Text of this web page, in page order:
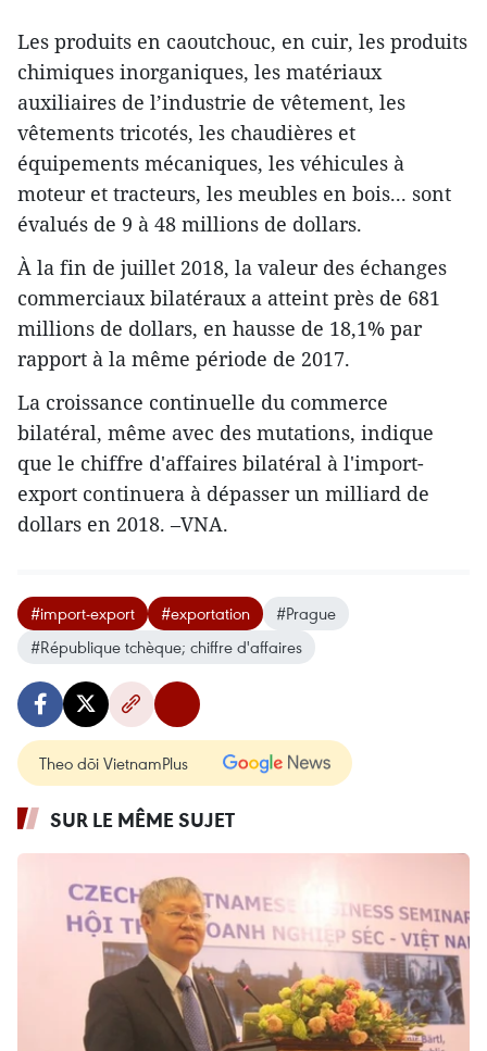
Les produits en caoutchouc, en cuir, les produits
chimiques inorganiques, les matériaux
auxiliaires de l’industrie de vêtement, les
vêtements tricotés, les chaudières et
équipements mécaniques, les véhicules à
moteur et tracteurs, les meubles en bois... sont
évalués de 9 à 48 millions de dollars.
À la fin de juillet 2018, la valeur des échanges
commerciaux bilatéraux a atteint près de 681
millions de dollars, en hausse de 18,1% par
rapport à la même période de 2017.
La croissance continuelle du commerce
bilatéral, même avec des mutations, indique
que le chiffre d'affaires bilatéral à l'import-
export continuera à dépasser un milliard de
dollars en 2018. –VNA.
#import-export #exportation
#Prague
#République tchèque; chiffre d'affaires
Theo dõi VietnamPlus
SUR LE MÊME SUJET